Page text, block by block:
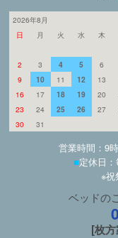
2026年8月
日
月 火 水 木
2
3 4 5 6
9
10 11 12 13
16
17 18 19 20
23
24 25 26 27
30
31
営業時間：9
■定休日
※祝
ベッドの
[枚